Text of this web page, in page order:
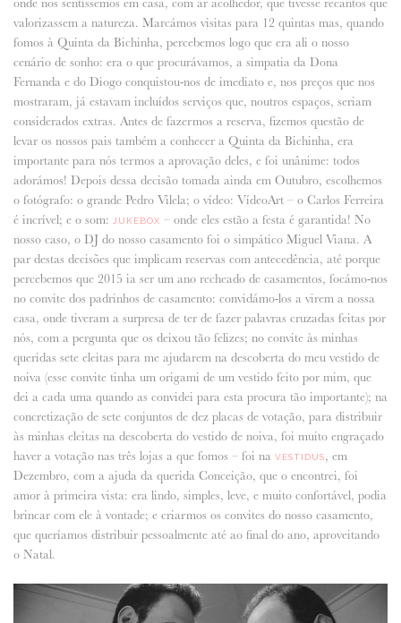
valorizassem a natureza. Marcámos visitas para 12 quintas mas, quando
fomos à Quinta da Bichinha, percebemos logo que era ali o nosso
cenário de sonho: era o que procurávamos, a simpatia da Dona
Fernanda e do Diogo conquistou-nos de imediato e, nos preços que nos
mostraram, já estavam incluídos serviços que, noutros espaços, seriam
considerados extras. Antes de fazermos a reserva, fizemos questão de
levar os nossos pais também a conhecer a Quinta da Bichinha, era
importante para nós termos a aprovação deles, e foi unânime: todos
adorámos! Depois dessa decisão tomada ainda em Outubro, escolhemos
o fotógrafo: o grande Pedro Vilela; o vídeo: VídeoArt – o Carlos Ferreira
é incrível; e o som:
JUKEBOX – onde eles estão a festa é garantida! No
nosso caso, o DJ do nosso casamento foi o simpático Miguel Viana. A
par destas decisões que implicam reservas com antecedência, até porque
percebemos que 2015 ia ser um ano recheado de casamentos, focámo-nos
no convite dos padrinhos de casamento: convidámo-los a virem a nossa
casa, onde tiveram a surpresa de ter de fazer palavras cruzadas feitas por
nós, com a pergunta que os deixou tão felizes; no convite às minhas
queridas sete eleitas para me ajudarem na descoberta do meu vestido de
noiva (esse convite tinha um origami de um vestido feito por mim, que
dei a cada uma quando as convidei para esta procura tão importante); na
concretização de sete conjuntos de dez placas de votação, para distribuir
às minhas eleitas na descoberta do vestido de noiva, foi muito engraçado
haver a votação nas três lojas a que fomos – foi na VESTIDUS, em
Dezembro, com a ajuda da querida Conceição, que o encontrei, foi
amor à primeira vista: era lindo, simples, leve, e muito confortável, podia
brincar com ele à vontade; e criarmos os convites do nosso casamento,
que queríamos distribuir pessoalmente até ao final do ano, aproveitando
o Natal.